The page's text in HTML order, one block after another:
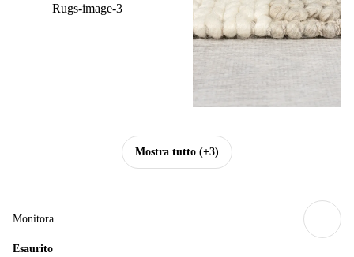
Mostra tutto (+3)
Monitora
Esaurito